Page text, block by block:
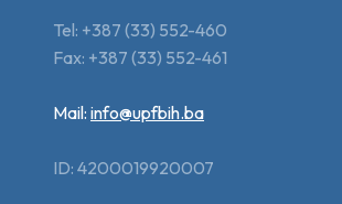
Tel: +387 (33) 552-460
Fax: +387 (33) 552-461
Mail: info@upfbih.ba
ID: 4200019920007